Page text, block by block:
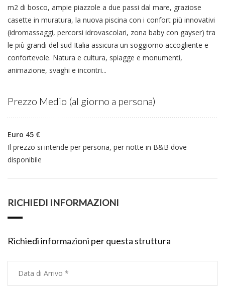
m2 di bosco, ampie piazzole a due passi dal mare, graziose
casette in muratura, la nuova piscina con i confort più innovativi
(idromassaggi, percorsi idrovascolari, zona baby con gayser) tra
le più grandi del sud Italia assicura un soggiorno accogliente e
confortevole. Natura e cultura, spiagge e monumenti,
animazione, svaghi e incontri...
Prezzo Medio (al giorno a persona)
Euro 45 €
Il prezzo si intende per persona, per notte in B&B dove
disponibile
RICHIEDI INFORMAZIONI
Richiedi informazioni per questa struttura